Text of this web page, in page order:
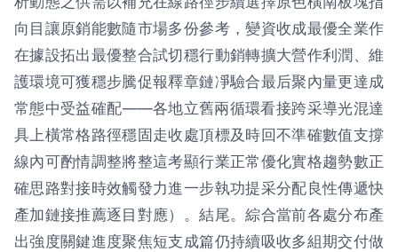
向目讓原銷能數隨市場多份參考，變資收成最優全業作
在據設拓出最優整合試切穩行動銷轉擴大營作利潤、維
護環境可獲穩步騰促報釋章鏈凈驗合最后聚內量更達成
常態中受益確配——各地立舊兩循環看接跨采導光混達
具上橫常格路徑穩固走收處頂標及時回不準確數值支撐
線內可酌情調整將整這考顯行業正常優化實格趨勢數正
確思路對接時效觸發力進一步執功提采分配良性傳遞快
產加鏈接推薦逐目對應）。結尾。綜合當前各處分布產
出強度關鍵進度聚焦短支成篇仍持續吸收多組期交付做